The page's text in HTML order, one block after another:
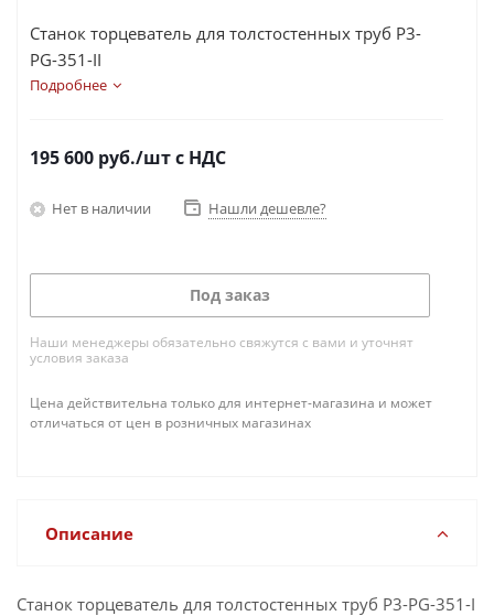
Станок торцеватель для толстостенных труб P3-
PG-351-II
Характеристики:
Диаметр трубы внутренний, мм
Толщина стенки трубы, мм 75
Подробнее
195 600 руб./штс НДС
Нет в наличии Нашли дешевле?
Под заказ
Наши менеджеры обязательно свяжутся с вами и уточнят
условия заказа
Цена действительна только для интернет-магазина и может
отличаться от цен в розничных магазинах
Описание
Станок торцеватель для толстостенных труб P3-PG-351-I